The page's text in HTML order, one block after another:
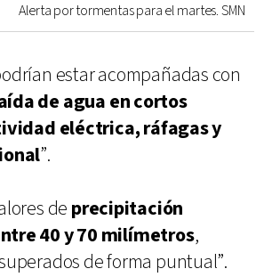
Alerta por tormentas para el martes. SMN
estar acompañadas con
de agua en cortos
eléctrica, ráfagas y
”.
de precipitación
40 y 70 milímetros,
de forma puntual”.